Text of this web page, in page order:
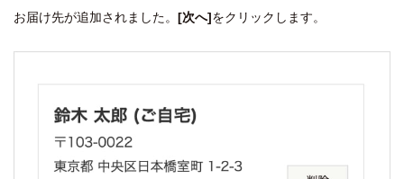
お届け先が追加されました。 [次へ]をクリックします。